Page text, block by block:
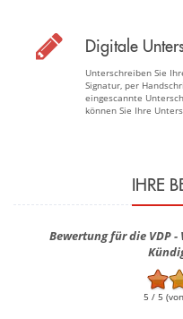
Digitale
Unterschreiben Sie
Signatur, per
eingescannte
können Sie Ihre
IHRE
Bewertung für die VDP
5 / 5